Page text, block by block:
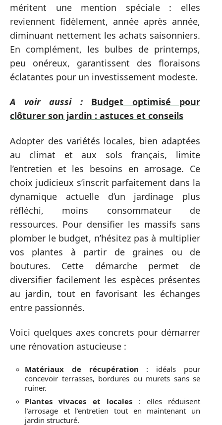
méritent une mention spéciale : elles
reviennent fidèlement, année après année,
diminuant nettement les achats saisonniers.
En complément, les bulbes de printemps,
peu onéreux, garantissent des floraisons
éclatantes pour un investissement modeste.
A voir aussi :
Budget optimisé pour
clôturer son jardin : astuces et conseils
Adopter des variétés locales, bien adaptées
au climat et aux sols français, limite
l’entretien et les besoins en arrosage. Ce
choix judicieux s’inscrit parfaitement dans la
dynamique actuelle d’un jardinage plus
réfléchi, moins consommateur de
ressources. Pour densifier les massifs sans
plomber le budget, n’hésitez pas à multiplier
vos plantes à partir de graines ou de
boutures. Cette démarche permet de
diversifier facilement les espèces présentes
au jardin, tout en favorisant les échanges
entre passionnés.
Voici quelques axes concrets pour démarrer
une rénovation astucieuse :
Matériaux de récupération : idéals pour
concevoir terrasses, bordures ou murets sans se
ruiner.
Plantes vivaces et locales : elles réduisent
l’arrosage et l’entretien tout en maintenant un
jardin structuré.